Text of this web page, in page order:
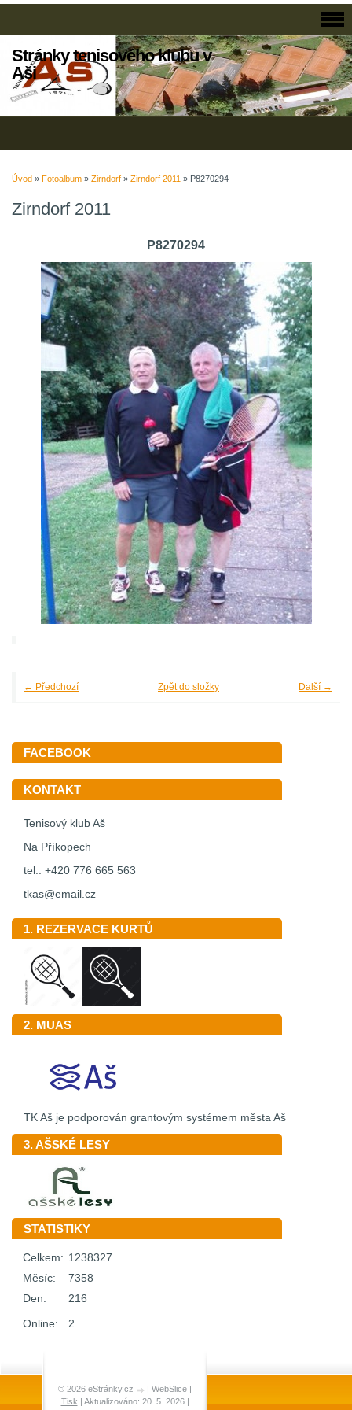
Stránky tenisového klubu v
Aši
Úvod » Fotoalbum » Zirndorf » Zirndorf 2011 » P8270294
Zirndorf 2011
P8270294
← Předchozí Další →
Zpět do složky
FACEBOOK
KONTAKT
Tenisový klub Aš
Na Příkopech
tel.: +420 776 665 563
tkas@email.cz
1. REZERVACE KURTŮ
2. MUAS
TK Aš je podporován grantovým systémem města Aš
3. AŠSKÉ LESY
STATISTIKY
Online: 2
Celkem: 1238327
Měsíc:
7358
Den:
216
© 2026 eStránky.cz | WebSlice |
Tisk | Aktualizováno: 20. 5. 2026|